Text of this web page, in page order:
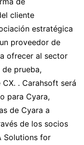
cliente
estratégica
proveedor de
ofrecer al sector
prueba,
. Carahsoft será
para Cyara,
de Cyara a
de los socios
Solutions for